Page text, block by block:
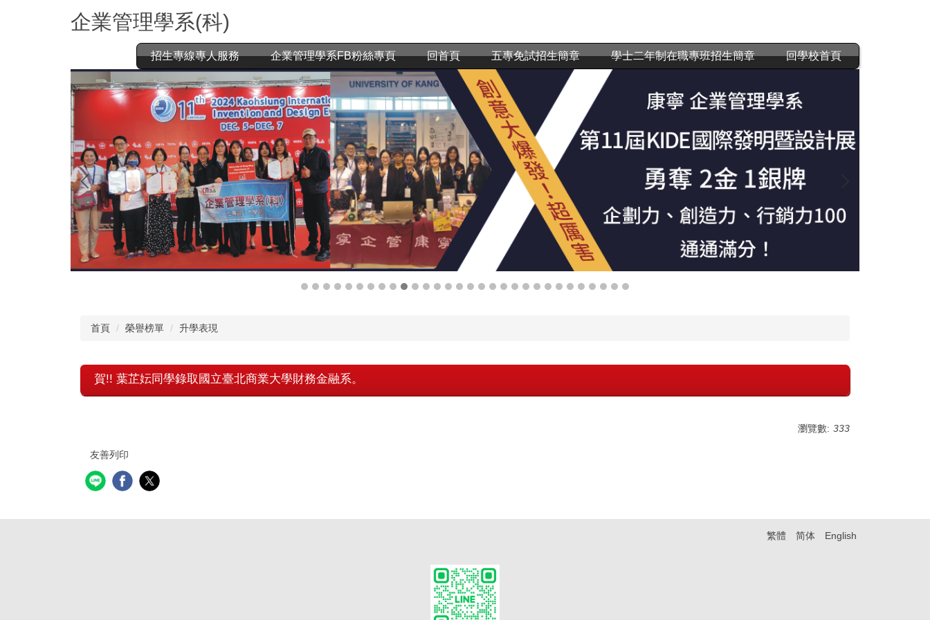
企業管理學系(科)
招生專線專人服務 企業管理學系FB粉絲專頁 回首頁 五專免試招生簡章 學士二年制在職專班招生簡章 回學校首頁
首頁 榮譽榜單 升學表現
賀!! 葉芷妘同學錄取國立臺北商業大學財務金融系。
瀏覽數: 333
友善列印
繁體 简体 English